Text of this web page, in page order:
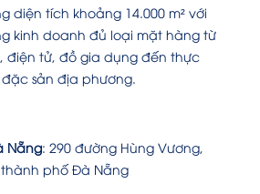
diện tích khoảng 14.000 m² với
kinh doanh đủ loại mặt hàng từ
điện tử, đồ gia dụng đến thực
sản địa phương.
Nẵng: 290 đường Hùng Vương,
phố Đà Nẵng